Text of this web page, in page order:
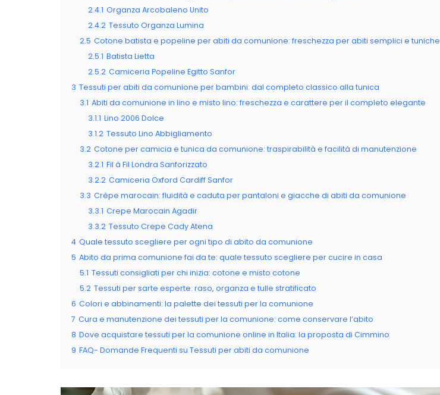
2.4.1 Organza Arcobaleno Unito
2.4.2 Tessuto Organza Lumina
2.5 Cotone batista e popeline per abiti da comunione: freschezza per abiti semplici e tuniche
2.5.1 Batista Lietta
2.5.2 Camiceria Popeline Egitto Sanfor
3 Tessuti per abiti da comunione per bambini: dal completo classico alla tunica
3.1 Abiti da comunione in lino e misto lino: freschezza e carattere per il completo elegante
3.1.1 Lino 2006 Dolce
3.1.2 Tessuto Lino Abbigliamento
3.2 Cotone per camicia e tunica da comunione: traspirabilità e facilità di manutenzione
3.2.1 Fil à Fil Londra Sanforizzato
3.2.2 Camiceria Oxford Cardiff Sanfor
3.3 Crêpe marocain: fluidità e caduta per pantaloni e giacche di abiti da comunione
3.3.1 Crepe Marocain Agadir
3.3.2 Tessuto Crepe Cady Atena
4 Quale tessuto scegliere per ogni tipo di abito da comunione
5 Abito da prima comunione fai da te: quale tessuto scegliere per cucire in casa
5.1 Tessuti consigliati per chi inizia: cotone e misto cotone
5.2 Tessuti per sarte esperte: raso, organza e tulle stratificato
6 Colori e abbinamenti: la palette dei tessuti per la comunione
7 Cura e manutenzione dei tessuti per la comunione: come conservare l’abito
8 Dove acquistare tessuti per la comunione online in Italia: la proposta di Cimmino
9 FAQ- Domande Frequenti su Tessuti per abiti da comunione